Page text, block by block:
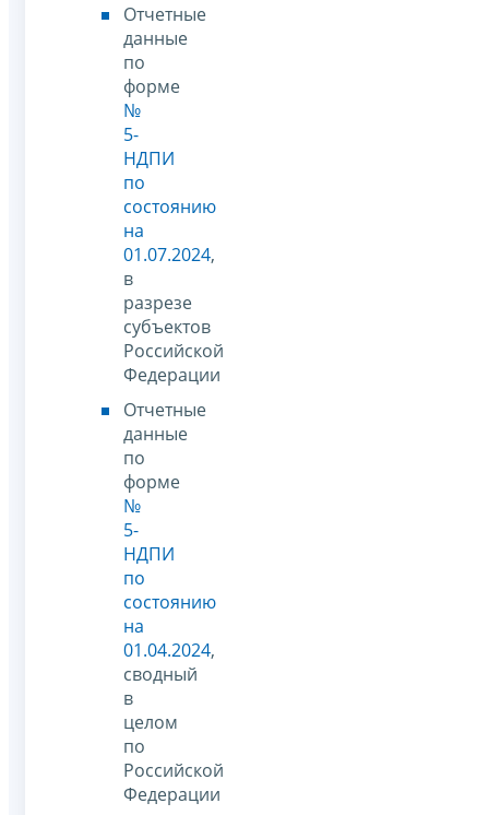
Отчетные
данные
по
форме
№
5-
НДПИ
по
состоянию
на
01.07.2024,
в
разрезе
субъектов
Российской
Федерации
Отчетные
данные
по
форме
№
5-
НДПИ
по
состоянию
на
01.04.2024,
сводный
в
целом
по
Российской
Федерации